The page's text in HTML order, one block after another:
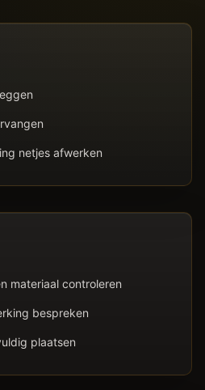
netjes afwerken
materiaal controleren
bespreken
plaatsen